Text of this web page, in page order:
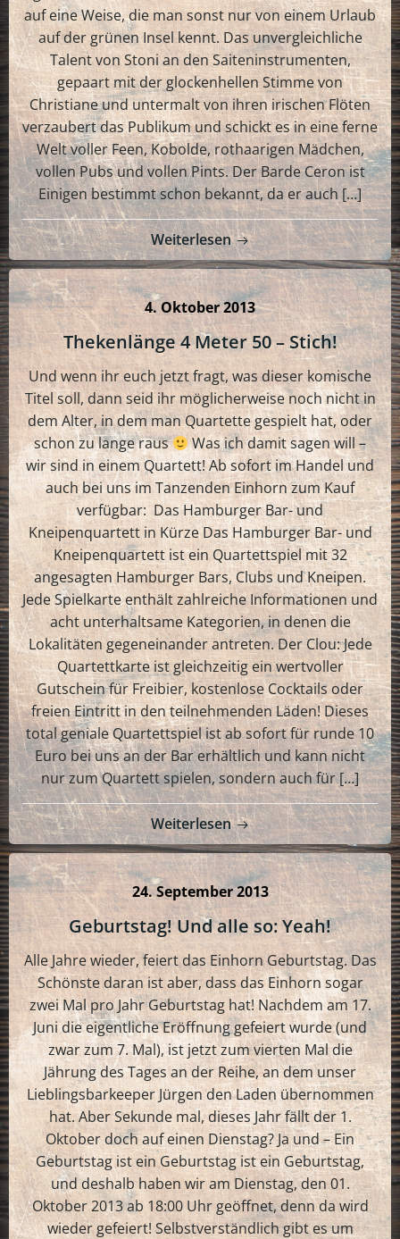
auf eine Weise, die man sonst nur von einem Urlaub
auf der grünen Insel kennt. Das unvergleichliche
Talent von Stoni an den Saiteninstrumenten,
gepaart mit der glockenhellen Stimme von
Christiane und untermalt von ihren irischen Flöten
verzaubert das Publikum und schickt es in eine ferne
Welt voller Feen, Kobolde, rothaarigen Mädchen,
vollen Pubs und vollen Pints. Der Barde Ceron ist
Einigen bestimmt schon bekannt, da er auch […]
Weiterlesen
4. Oktober 2013
Thekenlänge 4 Meter 50 – Stich!
Und wenn ihr euch jetzt fragt, was dieser komische
Titel soll, dann seid ihr möglicherweise noch nicht in
dem Alter, in dem man Quartette gespielt hat, oder
schon zu lange raus
Was ich damit sagen will –
wir sind in einem Quartett! Ab sofort im Handel und
auch bei uns im Tanzenden Einhorn zum Kauf
verfügbar: Das Hamburger Bar- und
Kneipenquartett in Kürze Das Hamburger Bar- und
Kneipenquartett ist ein Quartettspiel mit 32
angesagten Hamburger Bars, Clubs und Kneipen.
Jede Spielkarte enthält zahlreiche Informationen und
acht unterhaltsame Kategorien, in denen die
Lokalitäten gegeneinander antreten. Der Clou: Jede
Quartettkarte ist gleichzeitig ein wertvoller
Gutschein für Freibier, kostenlose Cocktails oder
freien Eintritt in den teilnehmenden Läden! Dieses
total geniale Quartettspiel ist ab sofort für runde 10
Euro bei uns an der Bar erhältlich und kann nicht
nur zum Quartett spielen, sondern auch für […]
Weiterlesen
24. September 2013
Geburtstag! Und alle so: Yeah!
Alle Jahre wieder, feiert das Einhorn Geburtstag. Das
Schönste daran ist aber, dass das Einhorn sogar
zwei Mal pro Jahr Geburtstag hat! Nachdem am 17.
Juni die eigentliche Eröffnung gefeiert wurde (und
zwar zum 7. Mal), ist jetzt zum vierten Mal die
Jährung des Tages an der Reihe, an dem unser
Lieblingsbarkeeper Jürgen den Laden übernommen
hat. Aber Sekunde mal, dieses Jahr fällt der 1.
Oktober doch auf einen Dienstag? Ja und – Ein
Geburtstag ist ein Geburtstag ist ein Geburtstag,
und deshalb haben wir am Dienstag, den 01.
Oktober 2013 ab 18:00 Uhr geöffnet, denn da wird
wieder gefeiert! Selbstverständlich gibt es um